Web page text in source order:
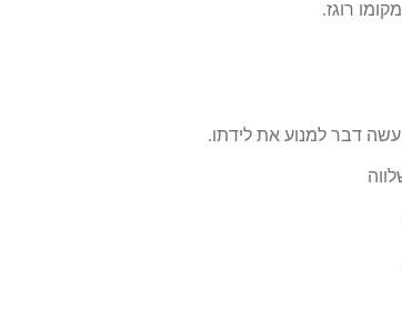
רוגז.
עשה דבר למנוע את לידתו.